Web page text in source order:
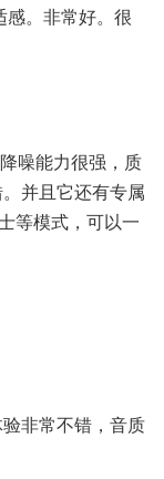
感。非常好。很
噪能力很强，质
并且它还有专属
等模式，可以一
非常不错，音质